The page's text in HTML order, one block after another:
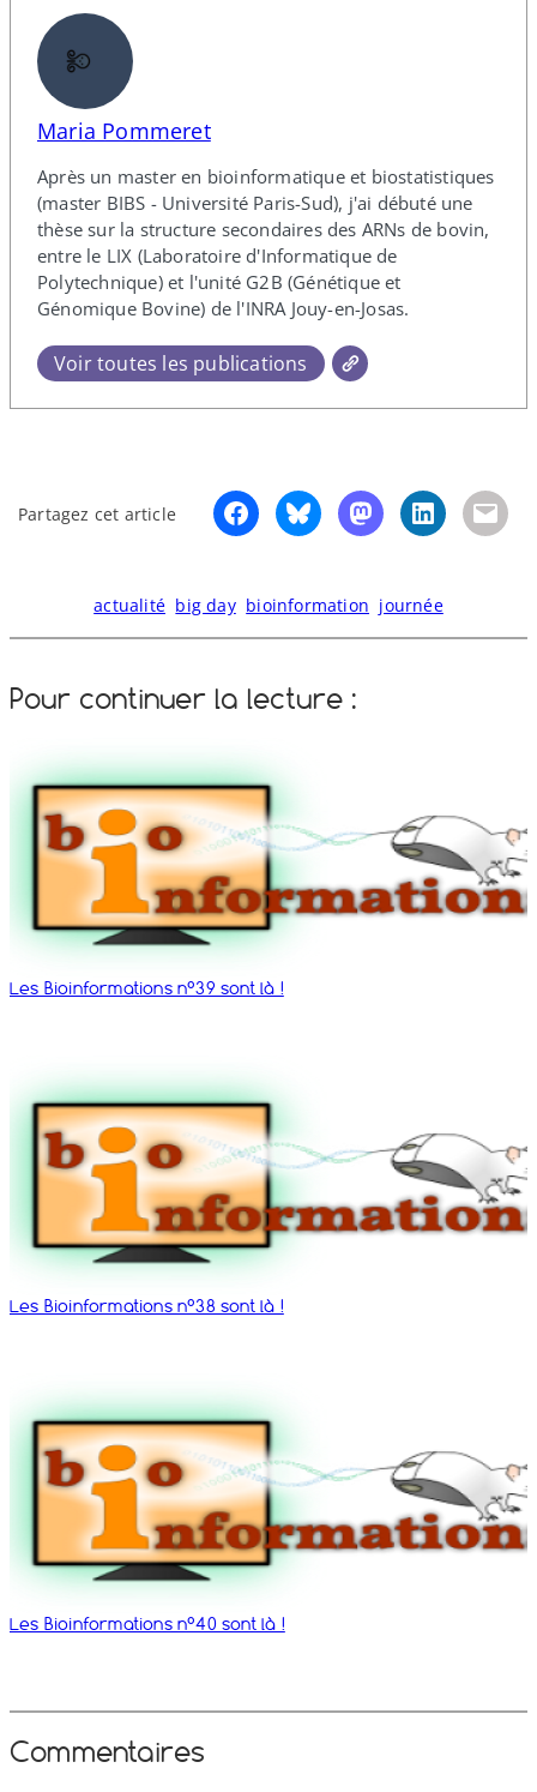
Maria Pommeret
Après un master en bioinformatique et biostatistiques
(master BIBS - Université Paris-​Sud), j'ai débuté une
thèse sur la structure secondaires des ARNs de bovin,
entre le LIX (Laboratoire d'Informatique de
Polytechnique) et l'unité G2B (Génétique et
Génomique Bovine) de l'INRA Jouy-​en-​Josas.
Voir toutes les publications
Partagez cet article
actualité big day bioinformation journée
Pour continuer la lecture :
Les Bioinformations n°39 sont là !
Les Bioinformations n°38 sont là !
Les Bioinformations n°40 sont là !
Commentaires